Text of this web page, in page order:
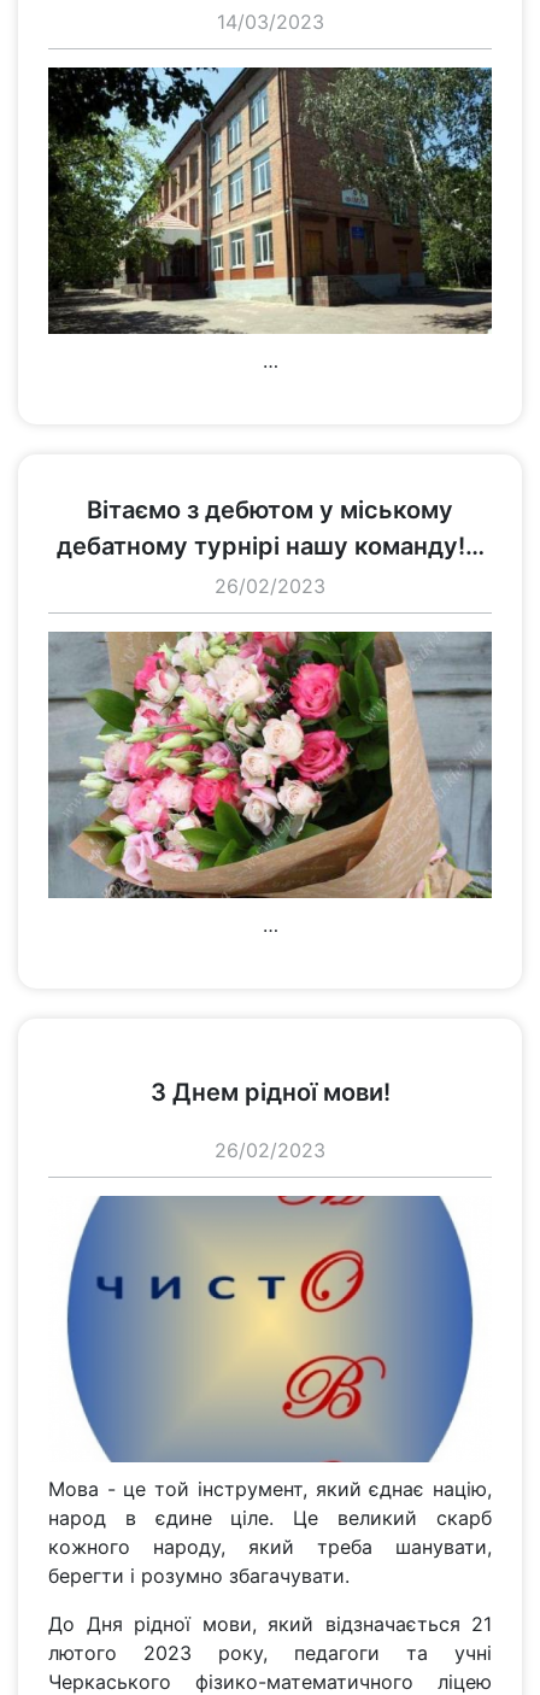
14/03/2023
…
Вітаємо з дебютом у міському
дебатному турнірі нашу команду!…
26/02/2023
…
З Днем рідної мови!
26/02/2023
Мова - це той інструмент, який єднає націю,
народ в єдине ціле. Це великий скарб
кожного народу, який треба шанувати,
берегти і розумно збагачувати.
До Дня рідної мови, який відзначається 21
лютого 2023 року, педагоги та учні
Черкаського фізико-математичного ліцею